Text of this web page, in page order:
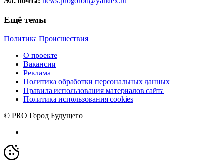
Ещё темы
Политика Происшествия
О проекте
Вакансии
Реклама
Политика обработки персональных данных
Правила использования материалов сайта
Политика использования cookies
© PRO Город Будущего